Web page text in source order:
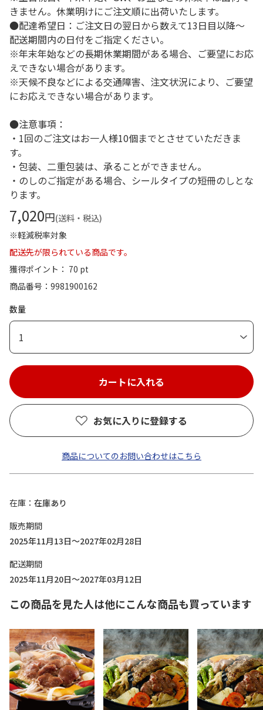
きません。休業明けにご注文順に出荷いたします。
●配達希望日：ご注文日の翌日から数えて13日目以降～
配送期間内の日付をご指定ください。
※年末年始などの長期休業期間がある場合、ご要望にお応
えできない場合があります。
※天候不良などによる交通障害、注文状況により、ご要望
にお応えできない場合があります。
●注意事項：
・1回のご注文はお一人様10個までとさせていただきま
す。
・包装、二重包装は、承ることができません。
・のしのご指定がある場合、シールタイプの短冊のしとな
ります。
7,020円(送料・税込)
※軽減税率対象
配送先が限られている商品です。
獲得ポイント： 70 pt
商品番号
9981900162
数量
1
お気に入りに登録する
商品についてのお問い合わせはこちら
在庫
在庫あり
販売期間
2025年11月13日～2027年02月28日
配送期間
2025年11月20日～2027年03月12日
この商品を見た人は他にこんな商品も買っています